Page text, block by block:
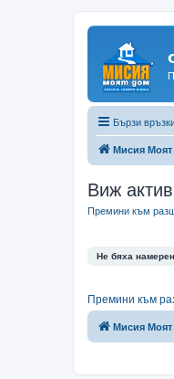
Бързи
Мисия
Виж
Премини към
Не бяха
Премини към
Мисия